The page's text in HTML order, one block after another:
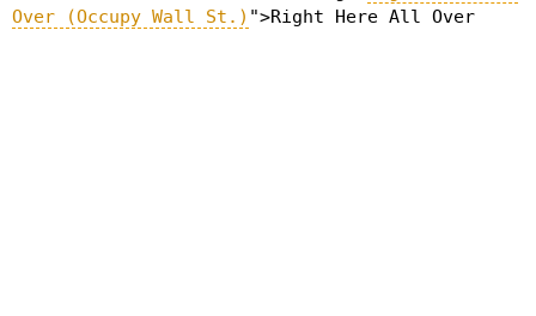
Over (Occupy Wall St.) ">Right Here All Over